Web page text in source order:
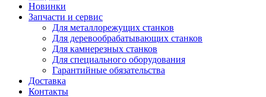
Новинки
Запчасти и сервис
Для металлорежущих станков
Для деревообрабатывающих станков
Для камнерезных станков
Для специального оборудования
Гарантийные обязательства
Доставка
Контакты